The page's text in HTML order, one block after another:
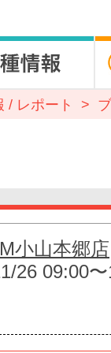
/ レポート
小山本郷店
26 09:00